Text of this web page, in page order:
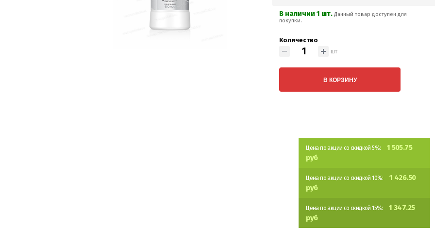
В наличии 1 шт.Данный товар доступен для
покупки.
Количество
шт
В КОРЗИНУ
Цена по акции со скидкой 5%:
1 505.75
руб
Цена по акции со скидкой 10%:
1 426.50
руб
Цена по акции со скидкой 15%:
1 347.25
руб